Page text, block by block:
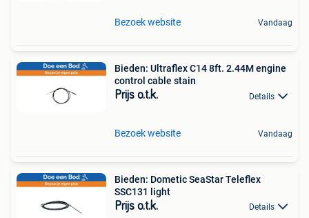
Bezoek website Vandaag
Bieden: Ultraflex C14 8ft. 2.44M engine
control cable stain
Prijs o.t.k. Details
Bezoek website Vandaag
Bieden: Dometic SeaStar Teleflex
SSC131 light
Prijs o.t.k. Details